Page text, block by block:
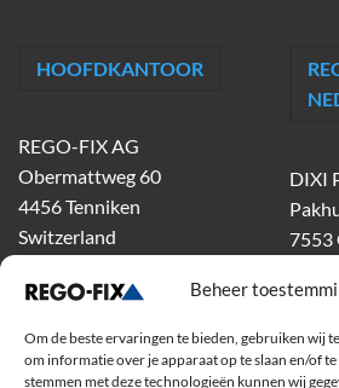
Beheer
Om de beste ervaringen te bieden, gebruiken wij
om informatie over je apparaat op te slaan en/of
stemmen met deze technologieën kunnen wij
HOOFDKANTOOR
REGO-FIX AG
Obermattweg 60
4456 Tenniken
Switzerland
DIXI
7553